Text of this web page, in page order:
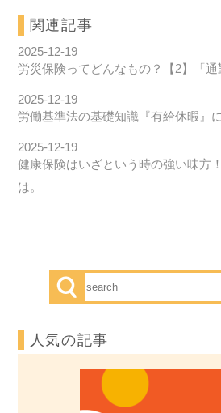
関連記事
2025-12-19
労災保険ってどんなもの？【2】「通
2025-12-19
労働基準法の基礎知識『有給休暇』
2025-12-19
健康保険はいざという時の強い味方
は。
人気の記事